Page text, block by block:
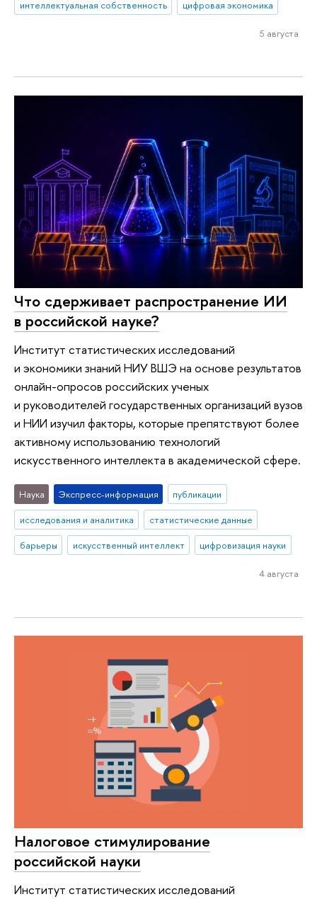
интеллектуальная собственность цифровая экономика
5 августа
Что сдерживает распространение ИИ
в российской науке?
Институт статистических исследований
и экономики знаний НИУ ВШЭ на основе результатов
онлайн-опросов российских ученых
и руководителей государственных организаций вузов
и НИИ изучил факторы, которые препятствуют более
активному использованию технологий
искусственного интеллекта в академической сфере.
Наука Экспресс-информация
публикации
исследования и аналитика
статистические данные
барьеры
искусственный интеллект цифровизация науки
4 августа
Налоговое стимулирование
российской науки
Институт статистических исследований